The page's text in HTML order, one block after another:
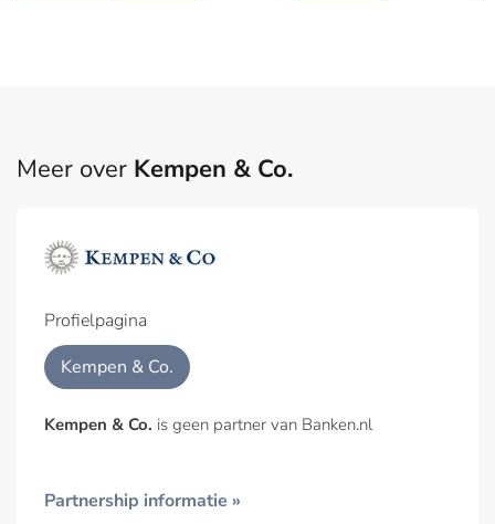
Meer over Kempen & Co.
Profielpagina
Kempen & Co.
Kempen & Co. is geen partner van Banken.nl
Partnership informatie »